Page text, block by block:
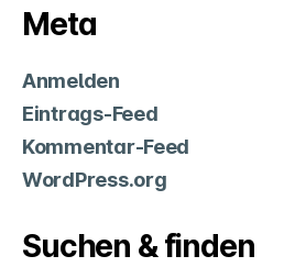
Meta
Anmelden
Eintrags-Feed
Kommentar-Feed
WordPress.org
Suchen & finden